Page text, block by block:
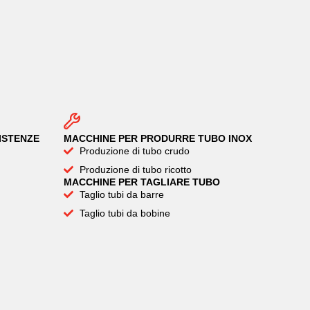
MACCHINE PER PRODURRE TUBO INOX
Produzione di tubo crudo
Produzione di tubo ricotto
MACCHINE PER TAGLIARE TUBO
Taglio tubi da barre
Taglio tubi da bobine